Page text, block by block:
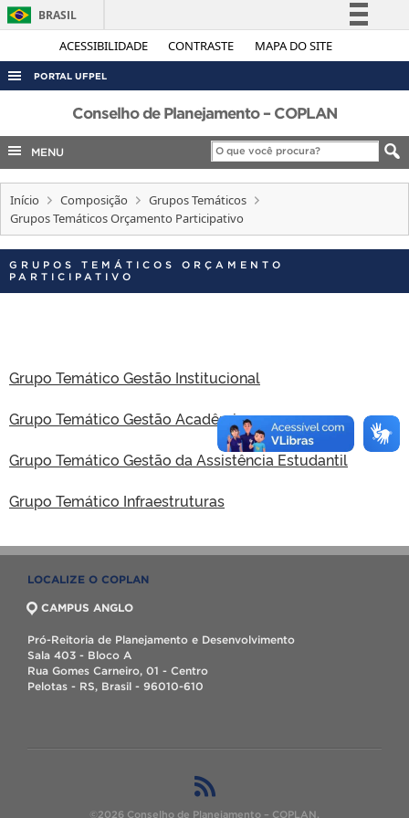
ACESSIBILIDADE CONTRASTE MAPA DO SITE
BRASIL
Simplifique!
Legislação
Canais
PORTAL UFPEL
ACESSO À INFORMAÇÃO
AUDITORIA
COBALTO
CONCURSOS
INTERNACIONAL
OUVIDORIA
Conselho de Planejamento – COPLAN
MENU
Início Composição
Grupos Temáticos
Grupos Temáticos Orçamento Participativo
GRUPOS TEMÁTICOS ORÇAMENTO
PARTICIPATIVO
Grupo Temático Gestão Institucional
Grupo Temático Gestão Acadêmica
Grupo Temático Gestão da Assistência Estudantil
Grupo Temático Infraestruturas
LOCALIZE O COPLAN
CAMPUS ANGLO
Pró-Reitoria de Planejamento e Desenvolvimento
Sala 403 - Bloco A
Rua Gomes Carneiro, 01 - Centro
Pelotas - RS, Brasil - 96010-610
©2026 Conselho de Planejamento – COPLAN.